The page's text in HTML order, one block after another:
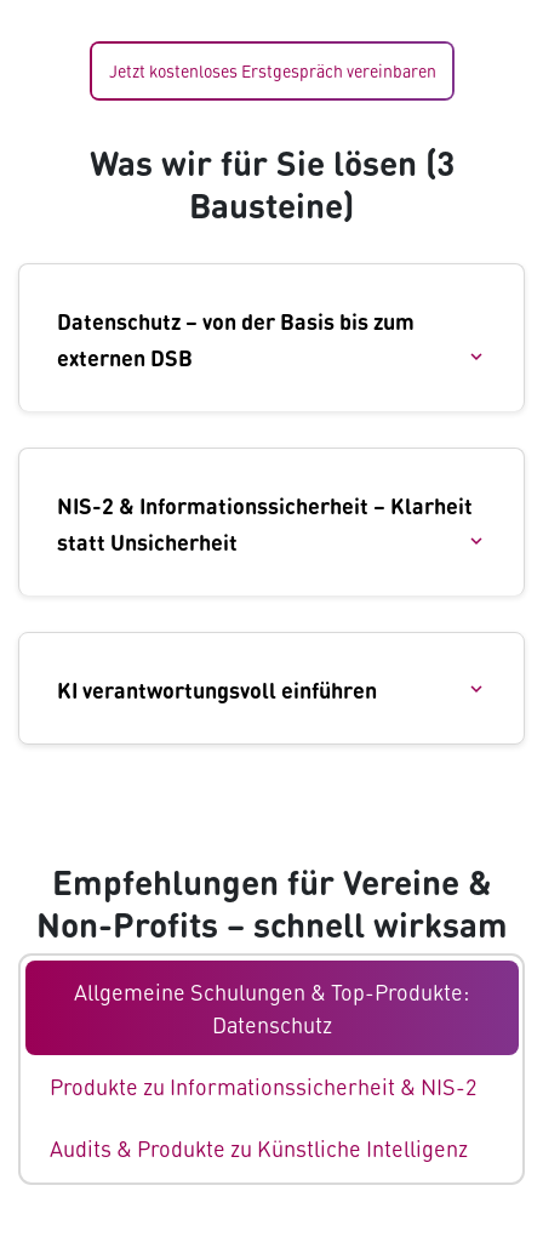
Jetzt kostenloses Erstgespräch vereinbaren
Was wir für Sie lösen (3
Bausteine)
Datenschutz – von der Basis bis zum
externen DSB
NIS-2 & Informationssicherheit – Klarheit
statt Unsicherheit
KI verantwortungsvoll einführen
Empfehlungen für Vereine &
Non-Profits – schnell wirksam
Allgemeine Schulungen & Top-Produkte:
Datenschutz
Produkte zu Informationssicherheit & NIS-2
Audits & Produkte zu Künstliche Intelligenz